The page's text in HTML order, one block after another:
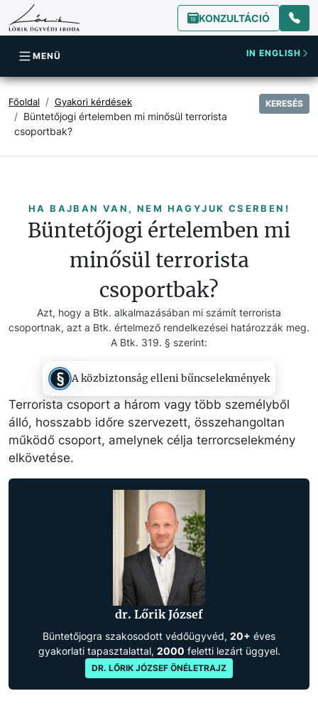
KONZULTÁCIÓ
MENÜ IN ENGLISH
Főoldal Gyakori kérdések
Büntetőjogi értelemben mi minősül terrorista
csoportbak?
KERESÉS
HA BAJBAN VAN, NEM HAGYJUK CSERBEN!
Büntetőjogi értelemben mi
minősül terrorista
csoportbak?
Azt, hogy a Btk. alkalmazásában mi számít terrorista
csoportnak, azt a Btk. értelmező rendelkezései határozzák meg.
A Btk. 319. § szerint:
A közbiztonság elleni bűncselekmények
Terrorista csoport a három vagy több személyből
álló, hosszabb időre szervezett, összehangoltan
működő csoport, amelynek célja terrorcselekmény
elkövetése.
dr. Lőrik József
Büntetőjogra szakosodott védőügyvéd, 20+ éves
gyakorlati tapasztalattal, 2000 feletti lezárt üggyel.
DR. LŐRIK JÓZSEF ÖNÉLETRAJZ